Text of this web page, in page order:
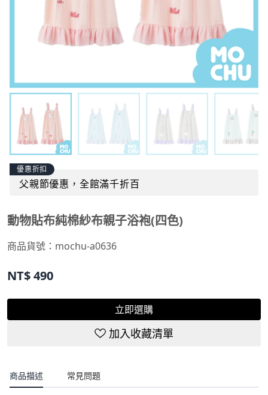
優惠折扣
父親節優惠，全館滿千折百
動物貼布純棉紗布親子浴袍(四色)
商品貨號： mochu-a0636
NT$490
立即選購
加入收藏清單
商品描述 常見問題